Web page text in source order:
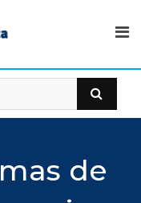
de